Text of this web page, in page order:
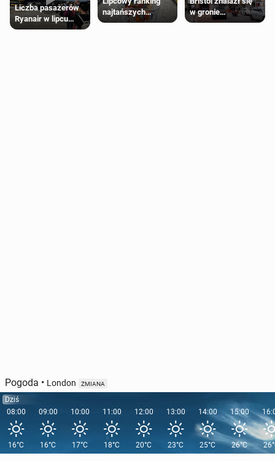
Liczba pasażerów
Ryanair w lipcu
pobiła rekord
najtańszych
supermarketów
w gronie
najlepszych
Pogoda • London ZMIANA
Dziś
08:00
16°C
09:00
16°C
10:00
17°C
11:00
18°C
12:00
20°C
13:00
23°C
14:00
25°C
15:00
26°C